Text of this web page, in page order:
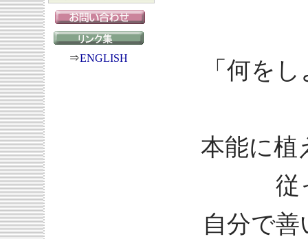
⇒ENGLISH 「何を
本能に植
従
自分で